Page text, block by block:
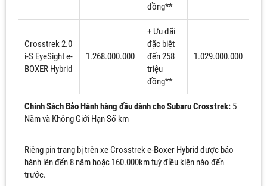
đồng**
Crosstrek 2.0
i-S EyeSight e-
BOXER Hybrid
1.268.000.000
+ Ưu đãi
đặc biệt
đến 258
triệu
đồng**
1.029.000.000
Chính Sách Bảo Hành hàng đầu dành cho Subaru Crosstrek: 5
Năm và Không Giới Hạn Số km
Riêng pin trang bị trên xe Crosstrek e-Boxer Hybrid được bảo
hành lên đến 8 năm hoặc 160.000km tuỳ điều kiện nào đến
trước.